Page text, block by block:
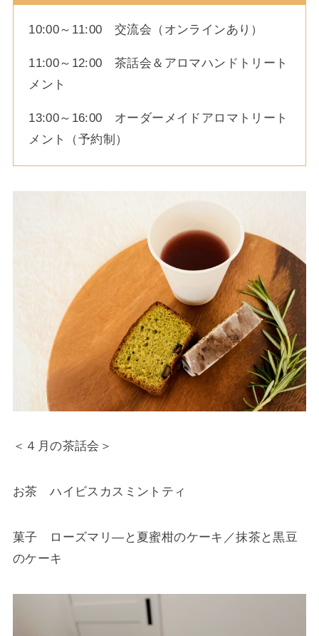
10:00～11:00 交流会（オンラインあり）
11:00～12:00 茶話会＆アロマハンドトリート
メント
13:00～16:00 オーダーメイドアロマトリート
メント（予約制）
＜４月の茶話会＞
お茶 ハイビスカスミントティ
菓子 ローズマリ―と夏蜜柑のケーキ／抹茶と黒豆
のケーキ